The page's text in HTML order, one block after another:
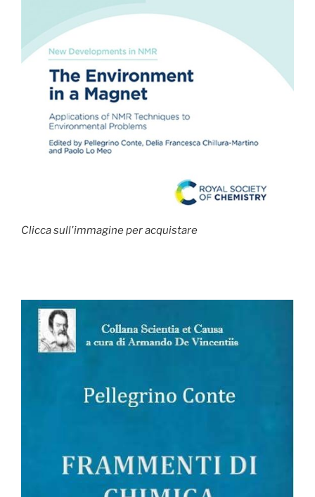
Clicca sull'immagine per acquistare